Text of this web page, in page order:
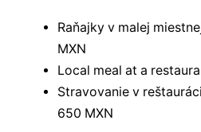
Raňajky v malej
MXN
Local meal at a
Stravovanie v
650 MXN